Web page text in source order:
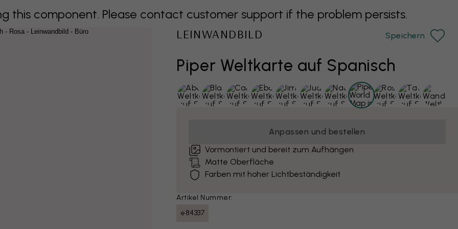
this component. Please contact customer support if the problem persists.
Piper Weltkarte auf Spanisch
LEINWANDBILD Speichern
Anpassen und bestellen
Vormontiert und bereit zum Aufhängen
Matte Oberfläche
Farben mit hoher Lichtbeständigkeit
Artikel Nummer:
e84337